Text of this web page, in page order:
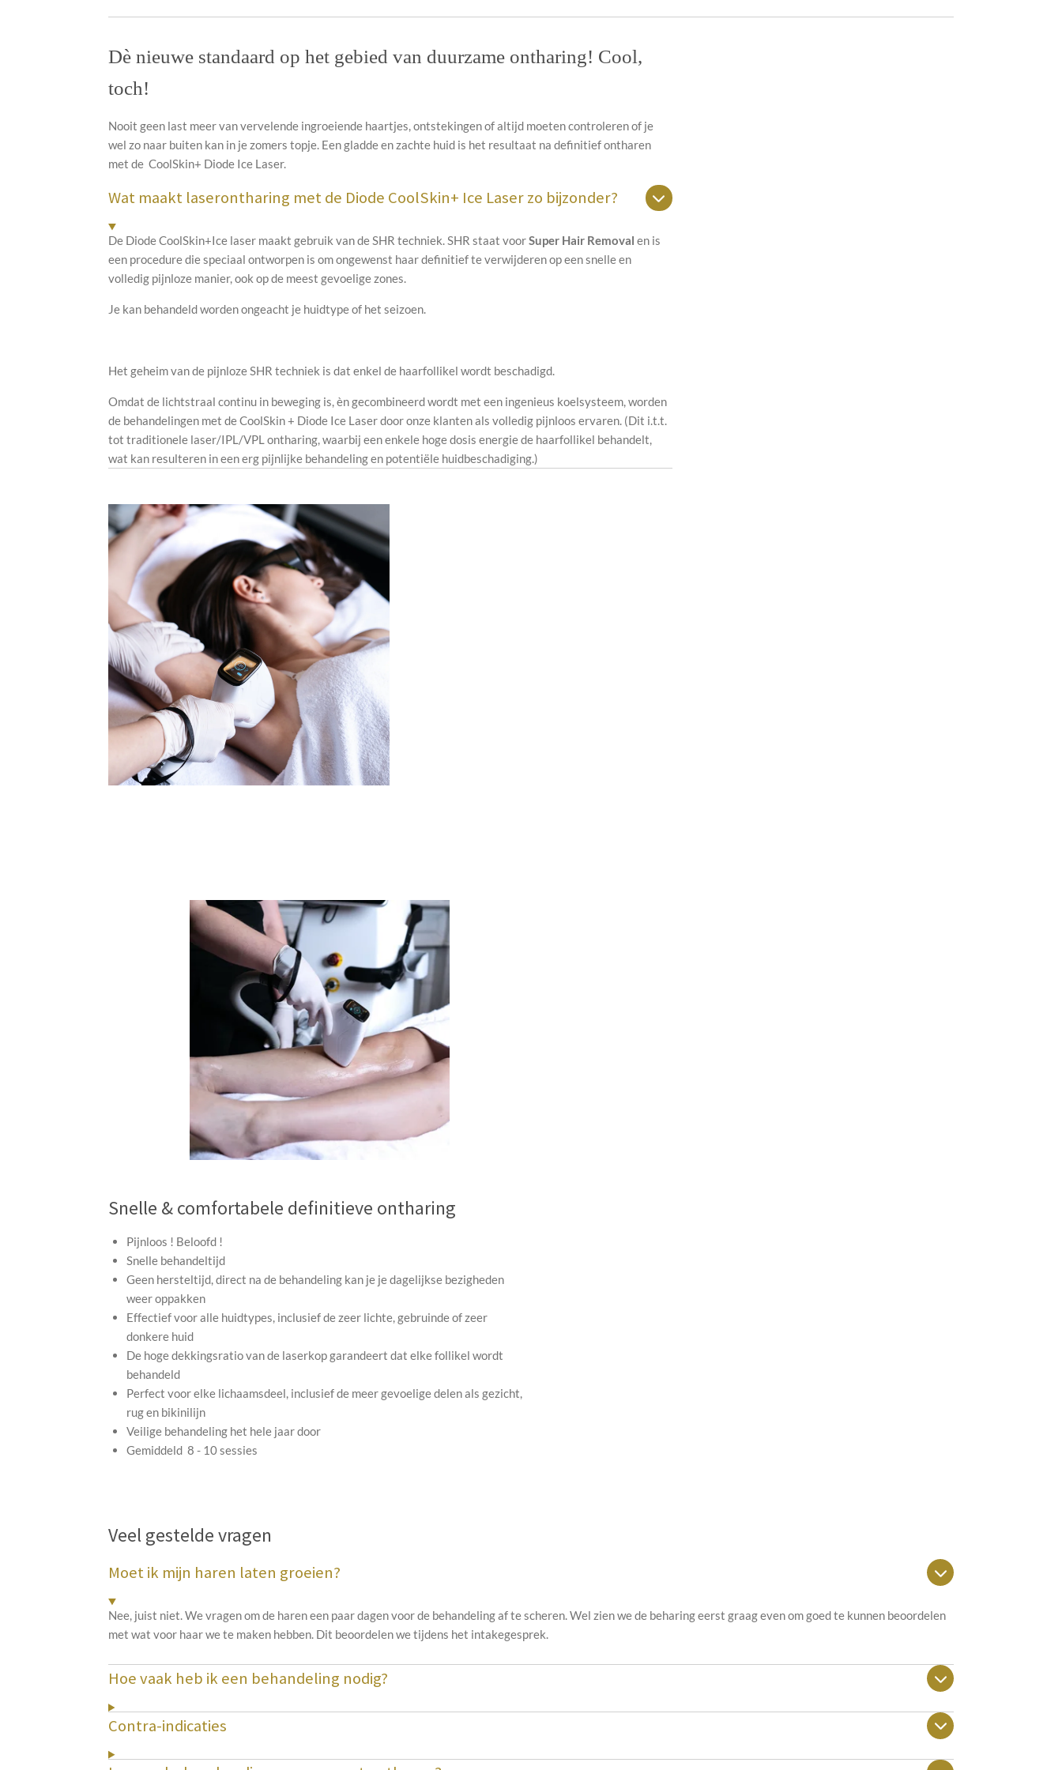
Dè nieuwe standaard op het gebied van duurzame ontharing! Cool,
toch!
Nooit geen last meer van vervelende ingroeiende haartjes, ontstekingen of altijd moeten controleren of je
wel zo naar buiten kan in je zomers topje. Een gladde en zachte huid is het resultaat na definitief ontharen
met de CoolSkin+ Diode Ice Laser.
Wat maakt laserontharing met de Diode CoolSkin+ Ice Laser zo bijzonder?
De Diode CoolSkin+Ice laser maakt gebruik van de SHR techniek. SHR staat voorSuper Hair Removal en is
een procedure die speciaal ontworpen is om ongewenst haar definitief te verwijderen op een snelle en
volledig pijnloze manier, ook op de meest gevoelige zones.
Je kan behandeld worden ongeacht je huidtype of het seizoen.
Het geheim van de pijnloze SHR techniek is dat enkel de haarfollikel wordt beschadigd.
Omdat de lichtstraal continu in beweging is, èn gecombineerd wordt met een ingenieus koelsysteem, worden
de behandelingen met de CoolSkin + Diode Ice Laser door onze klanten als volledig pijnloos ervaren. (Dit i.t.t.
tot traditionele laser/IPL/VPL ontharing, waarbij een enkele hoge dosis energie de haarfollikel behandelt,
wat kan resulteren in een erg pijnlijke behandeling en potentiële huidbeschadiging.)
Snelle & comfortabele definitieve ontharing
Pijnloos ! Beloofd !
Snelle behandeltijd
Geen hersteltijd, direct na de behandeling kan je je dagelijkse bezigheden
weer oppakken
Effectief voor alle huidtypes, inclusief de zeer lichte, gebruinde of zeer
donkere huid
De hoge dekkingsratio van de laserkop garandeert dat elke follikel wordt
behandeld
Perfect voor elke lichaamsdeel, inclusief de meer gevoelige delen als gezicht,
rug en bikinilijn
Veilige behandeling het hele jaar door
Gemiddeld 8 - 10 sessies
Veel gestelde vragen
Moet ik mijn haren laten groeien?
Nee, juist niet. We vragen om de haren een paar dagen voor de behandeling af te scheren. Wel zien we de beharing eerst graag even om goed te kunnen beoordelen
met wat voor haar we te maken hebben. Dit beoordelen we tijdens het intakegesprek.
Hoe vaak heb ik een behandeling nodig?
Contra-indicaties